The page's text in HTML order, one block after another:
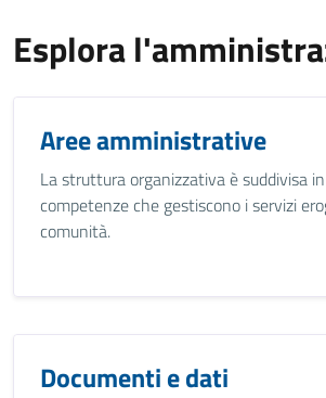
Esplora
Aree amministrative
La struttura organizzativa è suddivisa
competenze che gestiscono i servizi
comunità.
Documenti e dati